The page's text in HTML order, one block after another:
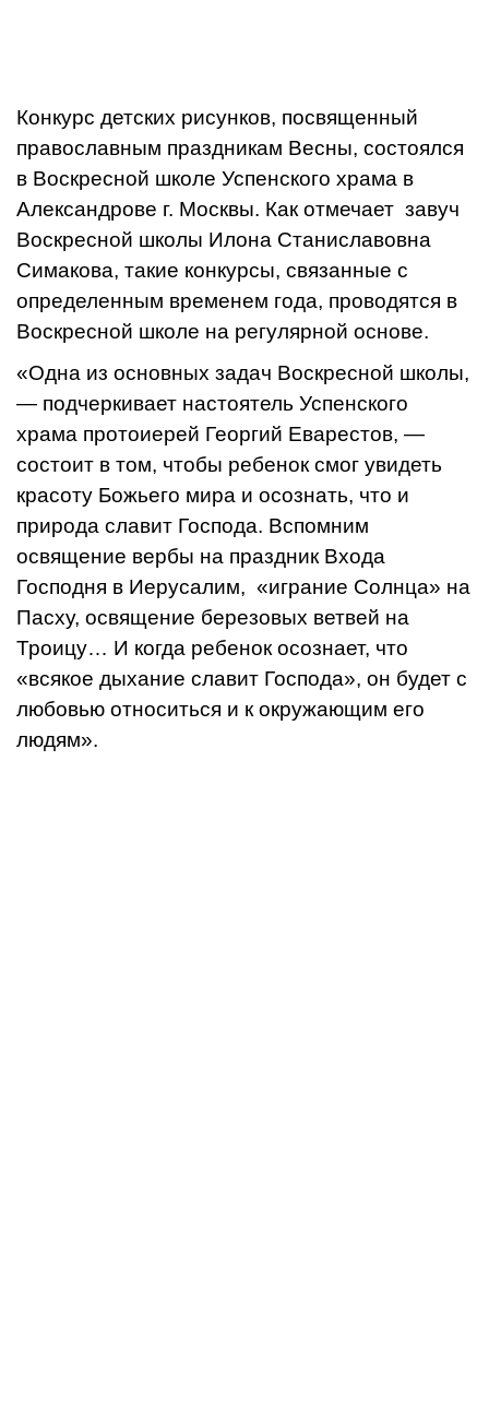
Конкурс детских рисунков, посвященный
православным праздникам Весны, состоялся
в Воскресной школе Успенского храма в
Александрове г. Москвы. Как отмечает завуч
Воскресной школы Илона Станиславовна
Симакова, такие конкурсы, связанные с
определенным временем года, проводятся в
Воскресной школе на регулярной основе.
«Одна из основных задач Воскресной школы,
— подчеркивает настоятель Успенского
храма протоиерей Георгий Еварестов, —
состоит в том, чтобы ребенок смог увидеть
красоту Божьего мира и осознать, что и
природа славит Господа. Вспомним
освящение вербы на праздник Входа
Господня в Иерусалим, «играние Солнца» на
Пасху, освящение березовых ветвей на
Троицу… И когда ребенок осознает, что
«всякое дыхание славит Господа», он будет с
любовью относиться и к окружающим его
людям».